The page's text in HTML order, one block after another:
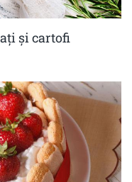
şi cartofi